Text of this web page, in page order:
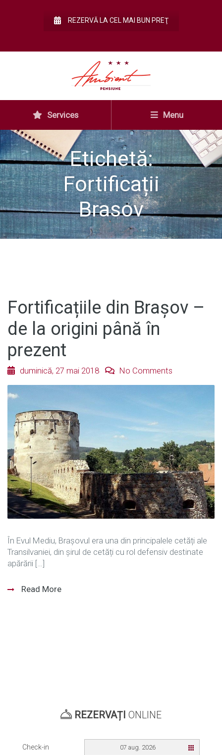
REZERVĂ LA CEL MAI BUN PREŢ
Services Menu
Etichetă:
Fortificații
Brasov
Fortificațiile din Brașov –
de la origini până în
prezent
duminică, 27 mai 2018 No Comments
În Evul Mediu, Brașovul era una din principalele cetăți ale
Transilvaniei, din șirul de cetăți cu rol defensiv destinate
apărării […]
Read More
REZERVAȚI ONLINE
Check-in 07 aug. 2026